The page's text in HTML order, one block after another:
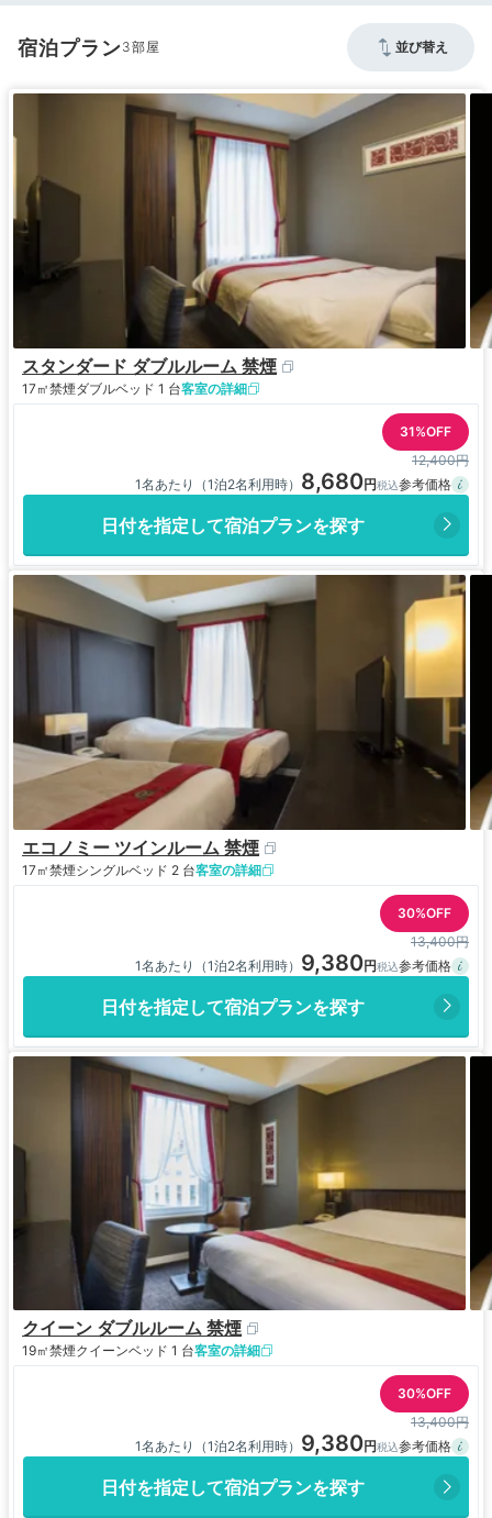
宿泊プラン3 並び替え
スタンダード ダブルルーム 禁煙
17㎡禁煙ダブルベッド 1 台客室の詳細
31%OFF
12,400円
1名あたり（1泊2名利用時） 8,680
日付を指定して宿泊プランを探す
エコノミー ツインルーム 禁煙
17㎡禁煙シングルベッド 2 台客室の詳細
30%OFF
13,400円
1名あたり（1泊2名利用時） 9,380
日付を指定して宿泊プランを探す
クイーン ダブルルーム 禁煙
19㎡禁煙クイーンベッド 1 台客室の詳細
30%OFF
13,400円
1名あたり（1泊2名利用時） 9,380
日付を指定して宿泊プランを探す